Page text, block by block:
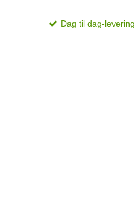
Dag til dag-levering